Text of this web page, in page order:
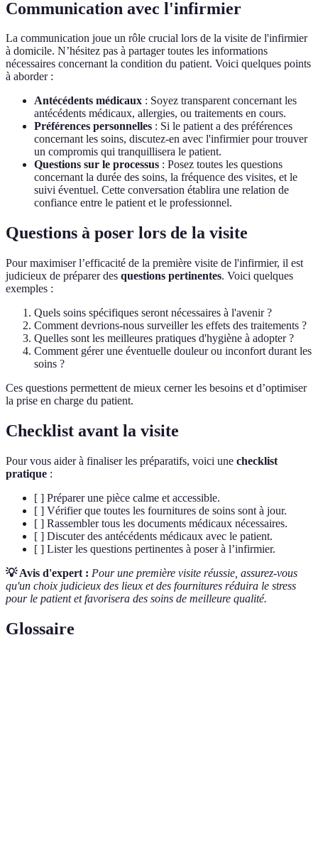
Communication avec l'infirmier
La communication joue un rôle crucial lors de la visite de l'infirmier
à domicile. N’hésitez pas à partager toutes les informations
nécessaires concernant la condition du patient. Voici quelques points
à aborder :
Antécédents médicaux : Soyez transparent concernant les
antécédents médicaux, allergies, ou traitements en cours.
Préférences personnelles : Si le patient a des préférences
concernant les soins, discutez-en avec l'infirmier pour trouver
un compromis qui tranquillisera le patient.
Questions sur le processus : Posez toutes les questions
concernant la durée des soins, la fréquence des visites, et le
suivi éventuel. Cette conversation établira une relation de
confiance entre le patient et le professionnel.
Questions à poser lors de la visite
Pour maximiser l’efficacité de la première visite de l'infirmier, il est
judicieux de préparer des questions pertinentes. Voici quelques
exemples :
Quels soins spécifiques seront nécessaires à l'avenir ?
Comment devrions-nous surveiller les effets des traitements ?
Quelles sont les meilleures pratiques d'hygiène à adopter ?
Comment gérer une éventuelle douleur ou inconfort durant les
soins ?
Ces questions permettent de mieux cerner les besoins et d’optimiser
la prise en charge du patient.
Checklist avant la visite
Pour vous aider à finaliser les préparatifs, voici une checklist
pratique :
[ ] Préparer une pièce calme et accessible.
[ ] Vérifier que toutes les fournitures de soins sont à jour.
[ ] Rassembler tous les documents médicaux nécessaires.
[ ] Discuter des antécédents médicaux avec le patient.
[ ] Lister les questions pertinentes à poser à l’infirmier.
💡 Avis d'expert : Pour une première visite réussie, assurez-vous
qu'un choix judicieux des lieux et des fournitures réduira le stress
pour le patient et favorisera des soins de meilleure qualité.
Glossaire